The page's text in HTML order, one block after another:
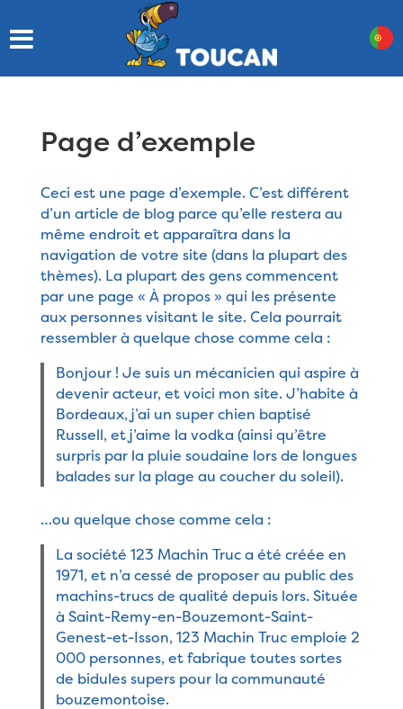
Page d’exemple
Ceci est une page d’exemple. C’est différent
d’un article de blog parce qu’elle restera au
même endroit et apparaîtra dans la
navigation de votre site (dans la plupart des
thèmes). La plupart des gens commencent
par une page « À propos » qui les présente
aux personnes visitant le site. Cela pourrait
ressembler à quelque chose comme cela :
Bonjour ! Je suis un mécanicien qui aspire à
devenir acteur, et voici mon site. J’habite à
Bordeaux, j’ai un super chien baptisé
Russell, et j’aime la vodka (ainsi qu’être
surpris par la pluie soudaine lors de longues
balades sur la plage au coucher du soleil).
…ou quelque chose comme cela :
La société 123 Machin Truc a été créée en
1971, et n’a cessé de proposer au public des
machins-trucs de qualité depuis lors. Située
à Saint-Remy-en-Bouzemont-Saint-
Genest-et-Isson, 123 Machin Truc emploie 2
000 personnes, et fabrique toutes sortes
de bidules supers pour la communauté
bouzemontoise.